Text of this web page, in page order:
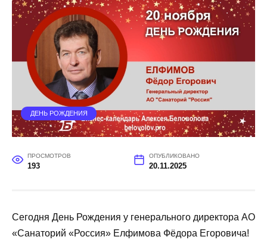
ДЕНЬ РОЖДЕНИЯ
ПРОСМОТРОВ
193
ОПУБЛИКОВАНО
20.11.2025
Сегодня День Рождения у генерального директора АО
«Санаторий «Россия» Елфимова Фёдора Егоровича!